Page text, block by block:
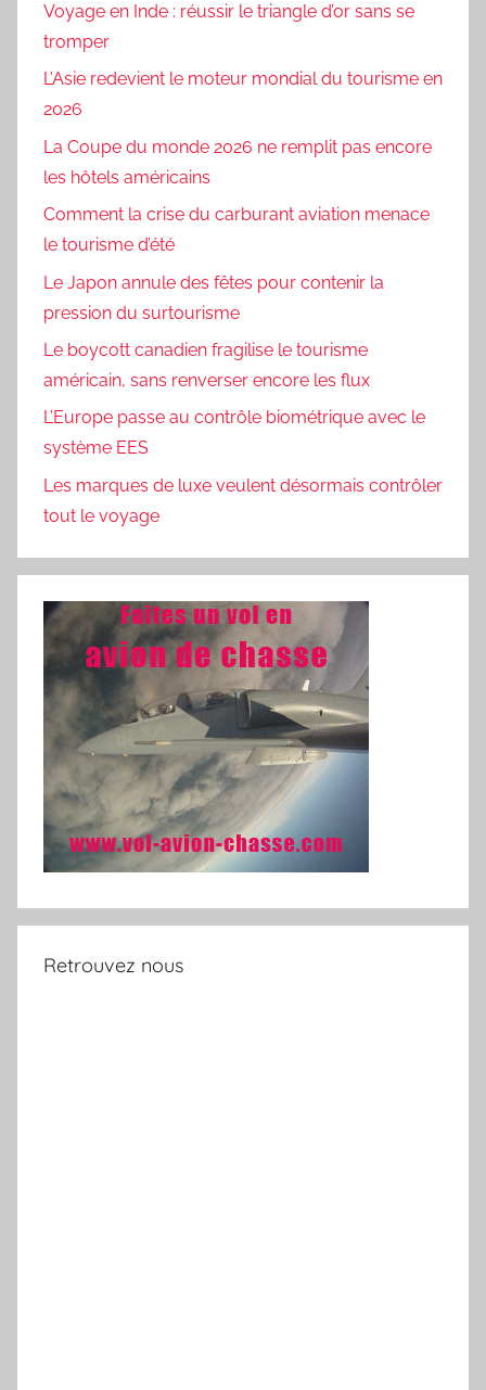
Voyage en Inde : réussir le triangle d’or sans se
tromper
L’Asie redevient le moteur mondial du tourisme en
2026
La Coupe du monde 2026 ne remplit pas encore
les hôtels américains
Comment la crise du carburant aviation menace
le tourisme d’été
Le Japon annule des fêtes pour contenir la
pression du surtourisme
Le boycott canadien fragilise le tourisme
américain, sans renverser encore les flux
L’Europe passe au contrôle biométrique avec le
système EES
Les marques de luxe veulent désormais contrôler
tout le voyage
Retrouvez nous